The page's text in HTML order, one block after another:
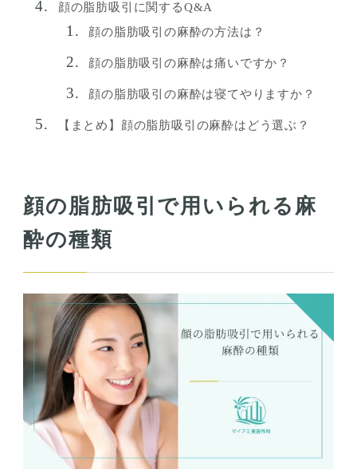
顔の脂肪吸引に関するQ&A
顔の脂肪吸引の麻酔の方法は？
顔の脂肪吸引の麻酔は痛いですか？
顔の脂肪吸引の麻酔は寝てやりますか？
【まとめ】顔の脂肪吸引の麻酔はどう選ぶ？
顔の脂肪吸引で用いられる麻
酔の種類